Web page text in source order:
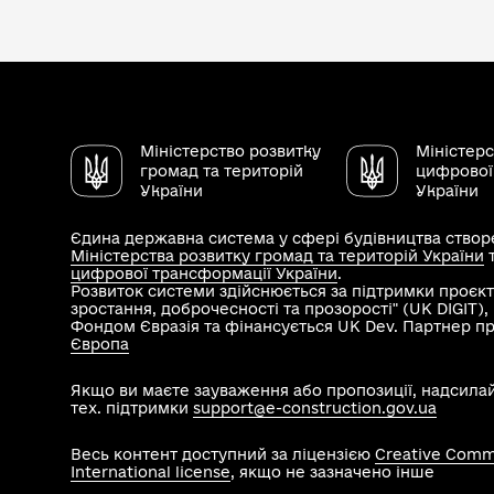
Міністерство розвитку
громад та територій
України
України
Єдина державна система у сфері будівництва
Міністерства розвитку громад та територій України
цифрової трансформації України.
Розвиток системи здійснюється за підтримки
зростання, доброчесності та прозорості" (UK
Фондом Євразія та фінансується UK Dev. Партнер
Європа
Якщо ви маєте зауваження або пропозиції,
тех. підтримки support@e-construction.gov.ua
Весь контент доступний за ліцензією Creative
International license, якщо не зазначено інше